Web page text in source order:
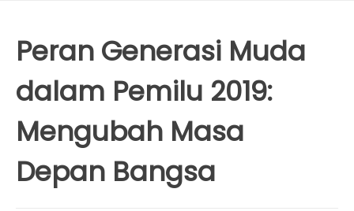
Peran Generasi Muda
dalam Pemilu 2019:
Mengubah Masa
Depan Bangsa